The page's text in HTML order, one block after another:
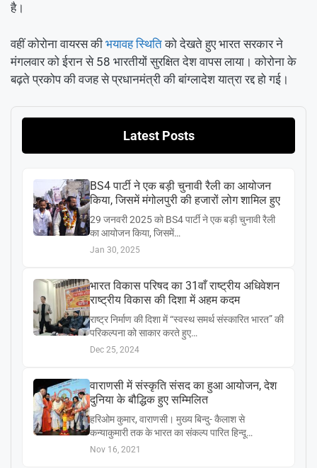
है।
वहीं कोरोना वायरस की भयावह स्थितिको देखते हुए भारत सरकार ने
मंगलवार को ईरान से 58 भारतीयों सुरक्षित देश वापस लाया। कोरोना के
बढ़ते प्रकोप की वजह से प्रधानमंत्री की बांग्लादेश यात्रा रद्द हो गई।
Latest Posts
BS4 पार्टी ने एक बड़ी चुनावी रैली का आयोजन
किया, जिसमें मंगोलपुरी की हजारों लोग शामिल हुए
29 जनवरी 2025 को BS4 पार्टी ने एक बड़ी चुनावी रैली
का आयोजन किया, जिसमें…
Jan 30, 2025
भारत विकास परिषद का 31वाँ राष्ट्रीय अधिवेशन
राष्ट्रीय विकास की दिशा में अहम कदम
राष्ट्र निर्माण की दिशा में “स्वस्थ समर्थ संस्कारित भारत” की
परिकल्पना को साकार करते हुए…
Dec 25, 2024
वाराणसी में संस्कृति संसद का हुआ आयोजन, देश
दुनिया के बौद्धिक हुए सम्मिलित
हरिओम कुमार, वाराणसी। मुख्य बिन्दु- कैलाश से
कन्याकुमारी तक के भारत का संकल्प पारित हिन्दू…
Nov 16, 2021